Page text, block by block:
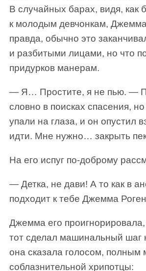
В случайных барах, видя, как
к молодым девчонкам,
правда, обычно это
и разбитыми лицами, но что
придурков манерам.
— Я… Простите, я не пью. —
словно в поисках спасения,
упали на глаза, и он опустил
идти. Мне нужно… закрыть
На его испуг по-доброму
— Детка, не дави! А то как в
подходит к тебе Джемма
Джемма его
тот сделал машинальный шаг
она сказала голосом, полным
соблазнительной хрипотцы: